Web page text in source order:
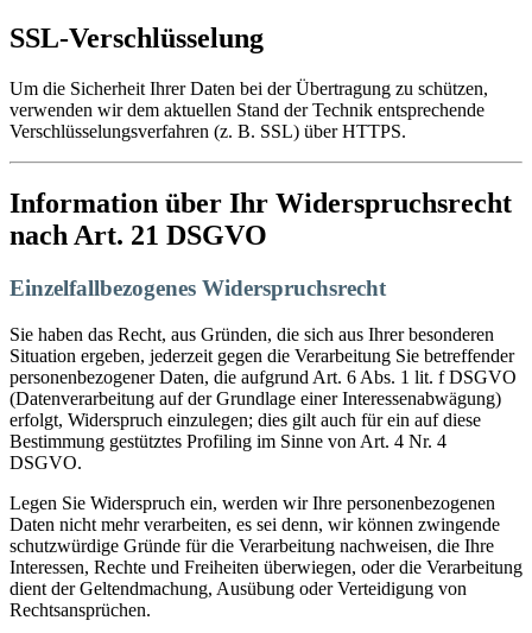
SSL-Verschlüsselung
Um die Sicherheit Ihrer Daten bei der Übertragung zu schützen,
verwenden wir dem aktuellen Stand der Technik entsprechende
Verschlüsselungsverfahren (z. B. SSL) über HTTPS.
Information über Ihr Widerspruchsrecht
nach Art. 21 DSGVO
Einzelfallbezogenes Widerspruchsrecht
Sie haben das Recht, aus Gründen, die sich aus Ihrer besonderen
Situation ergeben, jederzeit gegen die Verarbeitung Sie betreffender
personenbezogener Daten, die aufgrund Art. 6 Abs. 1 lit. f DSGVO
(Datenverarbeitung auf der Grundlage einer Interessenabwägung)
erfolgt, Widerspruch einzulegen; dies gilt auch für ein auf diese
Bestimmung gestütztes Profiling im Sinne von Art. 4 Nr. 4
DSGVO.
Legen Sie Widerspruch ein, werden wir Ihre personenbezogenen
Daten nicht mehr verarbeiten, es sei denn, wir können zwingende
schutzwürdige Gründe für die Verarbeitung nachweisen, die Ihre
Interessen, Rechte und Freiheiten überwiegen, oder die Verarbeitung
dient der Geltendmachung, Ausübung oder Verteidigung von
Rechtsansprüchen.